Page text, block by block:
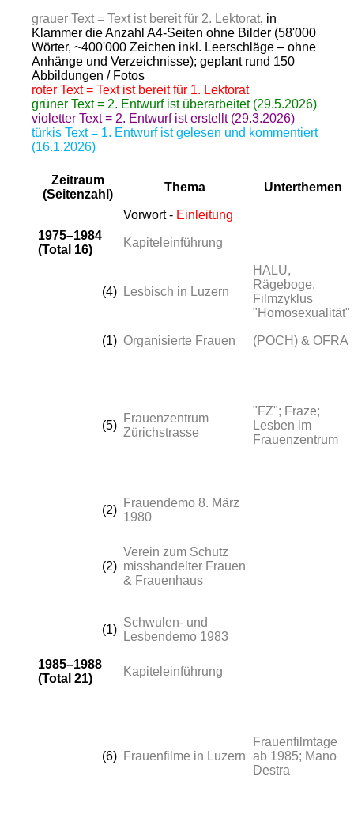
grauer Text = Text ist bereit für 2. Lektorat, in
Klammer die Anzahl A4-Seiten ohne Bilder (58'000
Wörter, ~400'000 Zeichen inkl. Leerschläge – ohne
Anhänge und Verzeichnisse); geplant rund 150
Abbildungen / Fotos
roter Text = Text ist bereit für 1. Lektorat
grüner Text = 2. Entwurf ist überarbeitet (29.5.2026)
violetter Text = 2. Entwurf ist erstellt (29.3.2026)
türkis Text = 1. Entwurf ist gelesen und kommentiert
(16.1.2026)
Zeitraum
(Seitenzahl)
Thema Unterthemen
Vorwort - Einleitung
1975–1984
(Total 16)
Kapiteleinführung
(4) Lesbisch in Luzern
HALU,
Rägeboge,
Filmzyklus
"Homosexualität"
(1) Organisierte Frauen (POCH) & OFRA
(5)
Frauenzentrum
Zürichstrasse
"FZ"; Fraze;
Lesben im
Frauenzentrum
(2)
Frauendemo 8. März
1980
(2)
Verein zum Schutz
misshandelter Frauen
& Frauenhaus
(1)
Schwulen- und
Lesbendemo 1983
1985–1988
(Total 21)
Kapiteleinführung
(6) Frauenfilme in Luzern
Frauenfilmtage
ab 1985; Mano
Destra